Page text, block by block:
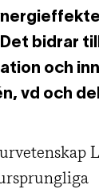
bidrar till
och
vd och